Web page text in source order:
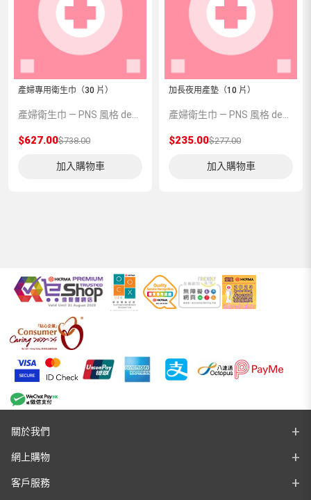
產婦專用衛生巾（30 片）
$627.00$738.00
加入購物車
加長夜用產墊（10 片）
$235.00$277.00
加入購物車
關於我們
網上購物
客戶服務